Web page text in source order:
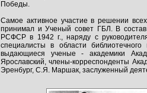
Победы.
Самое активное участие в решении
принимал и Ученый совет ГБЛ. В состав
РСФСР в 1942 г., наряду с
специалисты в области
выдающиеся ученые - академики
Ярославский, члены-корреспонденты
Эренбург, С.Я. Маршак, заслуженный